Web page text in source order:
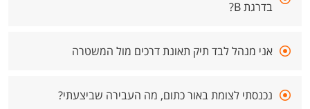
בדרגת B?
אני מנהל לבד תיק תאונת דרכים מול המשטרה
נכנסתי לצומת באור כתום, מה העבירה שביצעתי?